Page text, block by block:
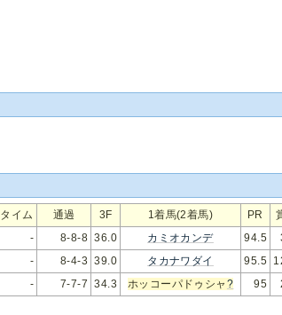
タイム 通過 3F 1着馬(2着馬) PR
- 8-8-8 36.0 カミオカンデ 94.5
- 8-4-3 39.0 タカナワダイ 95.5
- 7-7-7 34.3 ホッコーパドゥシャ ? 95